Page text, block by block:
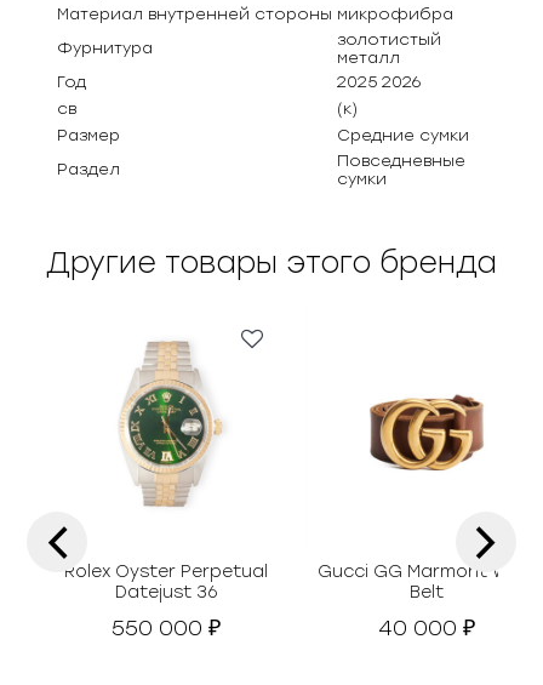
Материал внутренней стороны микрофибра
Фурнитура
золотистый
металл
Год
2025 2026
св
(к)
Размер
Средние сумки
Раздел
Повседневные
сумки
Другие товары этого бренда
Rolex Oyster Perpetual
Datejust 36
550 000₽
Gucci GG Marmont Wide
Belt
40 000₽
‹ ›